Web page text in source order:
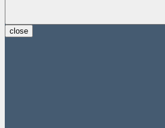
close